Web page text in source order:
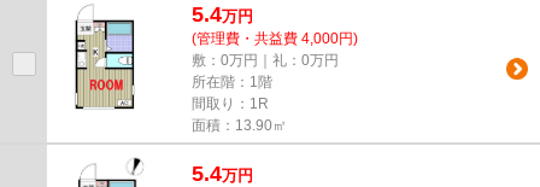
5.4万円
(管理費・共益費 4,000円)
敷：0万円｜礼：0万円
所在階：1階
間取り：1R
面積：13.90㎡
5.4万円